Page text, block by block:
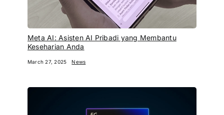
Meta AI: Asisten AI Pribadi yang Membantu
Keseharian Anda
March 27, 2025 News